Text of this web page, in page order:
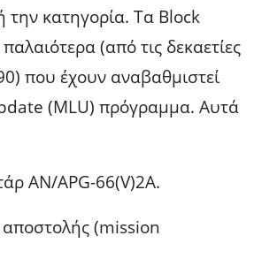
την κατηγορία. Τα Block
(από τις δεκαετίες
που έχουν αναβαθμιστεί
(MLU) πρόγραμμα. Αυτά
AN/APG-66(V)2A.
(mission